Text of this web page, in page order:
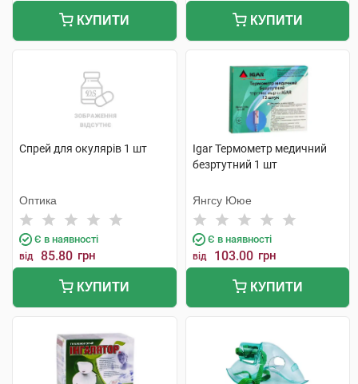
КУПИТИ КУПИТИ
Спрей для окулярів 1 шт
Оптика
Є в наявності
від 85.80 грн
КУПИТИ
Igar Термометр медичний
безртутний 1 шт
Янгсу Ююе
Є в наявності
від 103.00 грн
КУПИТИ